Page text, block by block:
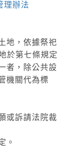
理辦法
地，依據祭祀
於第七條規定
者，除公共設
機關代為標
或訴請法院裁
。